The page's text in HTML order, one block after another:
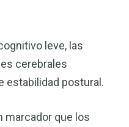
leve, las
cerebrales
estabilidad postural.
marcador que los